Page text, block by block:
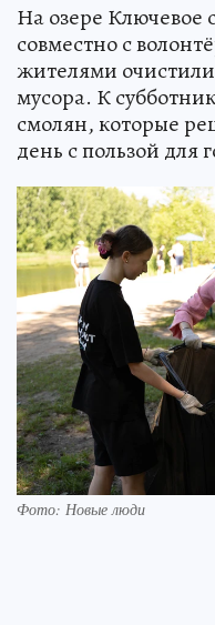
На озере Ключевое
совместно с
жителями
мусора. К
смолян, которые
день с пользой для
Фото: Новые люди